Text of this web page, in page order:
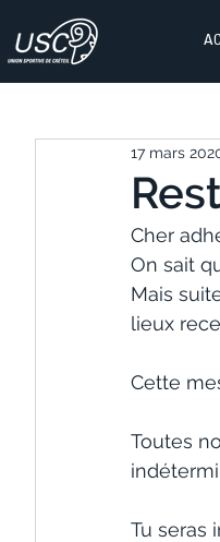
17 mars
Cher
On sait
Mais
lieux
Cette
Toutes
Tu seras